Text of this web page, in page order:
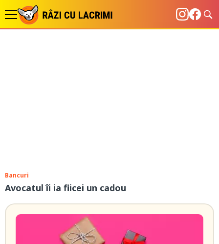
Bancuri
Avocatul îi ia fiicei un cadou